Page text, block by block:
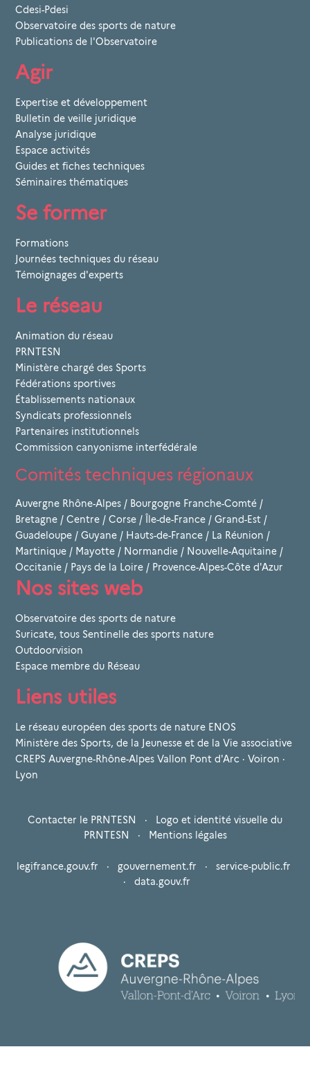
Cdesi-Pdesi
Observatoire des sports de nature
Publications de l'Observatoire
Agir
Expertise et développement
Bulletin de veille juridique
Analyse juridique
Espace activités
Guides et fiches techniques
Séminaires thématiques
Se former
Formations
Journées techniques du réseau
Témoignages d'experts
Le réseau
Animation du réseau
PRNTESN
Ministère chargé des Sports
Fédérations sportives
Établissements nationaux
Syndicats professionnels
Partenaires institutionnels
Commission canyonisme interfédérale
Comités techniques régionaux
Auvergne Rhône-Alpes / Bourgogne Franche-Comté /
Bretagne / Centre / Corse / Île-de-France / Grand-Est /
Guadeloupe / Guyane / Hauts-de-France / La Réunion /
Martinique / Mayotte / Normandie / Nouvelle-Aquitaine /
Occitanie / Pays de la Loire / Provence-Alpes-Côte d'Azur
Nos sites web
Observatoire des sports de nature
Suricate, tous Sentinelle des sports nature
Outdoorvision
Espace membre du Réseau
Liens utiles
Le réseau européen des sports de nature ENOS
Ministère des Sports, de la Jeunesse et de la Vie associative
CREPS Auvergne-Rhône-Alpes Vallon Pont d'Arc · Voiron ·
Lyon
Contacter le PRNTESN ·
Logo et identité visuelle du
PRNTESN
· Mentions légales
legifrance.gouv.fr · gouvernement.fr · service-public.fr
· data.gouv.fr